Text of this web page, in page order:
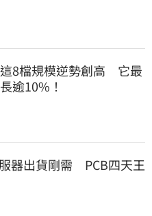
8檔規模逆勢創高 它最
逾10%！
器出貨剛需 PCB四天王